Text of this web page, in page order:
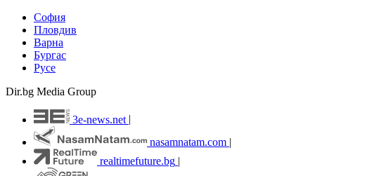
София
Пловдив
Варна
Бургас
Русе
Dir.bg Media Group
3e-news.net
nasamnatam.com |
realtimefuture.bg |